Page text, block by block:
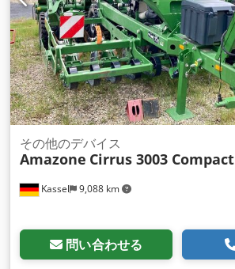
Kassel 9,088 km
その他のデバイス
Amazone Cirrus 3003 Compact
問い合わせる